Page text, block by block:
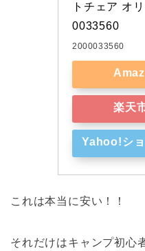
トチェア オ
0033560
2000033560
楽天
Yahoo!シ
これは本当に安い！！
それだけはキャンプ初心